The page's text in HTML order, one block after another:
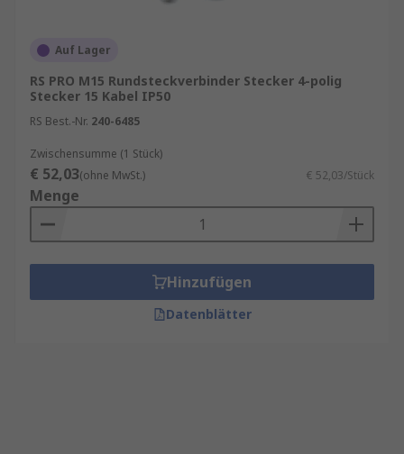
Auf Lager
RS PRO M15 Rundsteckverbinder Stecker 4-polig
Stecker 15 Kabel IP50
RS Best.-Nr. 240-6485
Zwischensumme (1 Stück)
€ 52,03(ohne MwSt.) € 52,03/Stück
Menge
Hinzufügen
Datenblätter